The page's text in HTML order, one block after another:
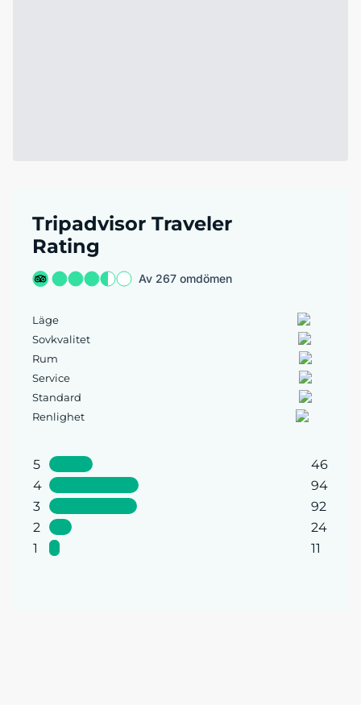
Tripadvisor Traveler
Rating
Av 267 omdömen
Läge
Sovkvalitet
Rum
Service
Standard
Renlighet
5
46
4
94
3
92
2
24
1
11